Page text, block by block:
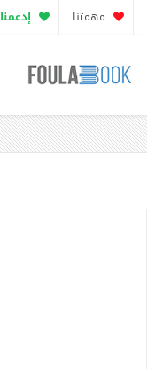
مهمتنا إدعمنا